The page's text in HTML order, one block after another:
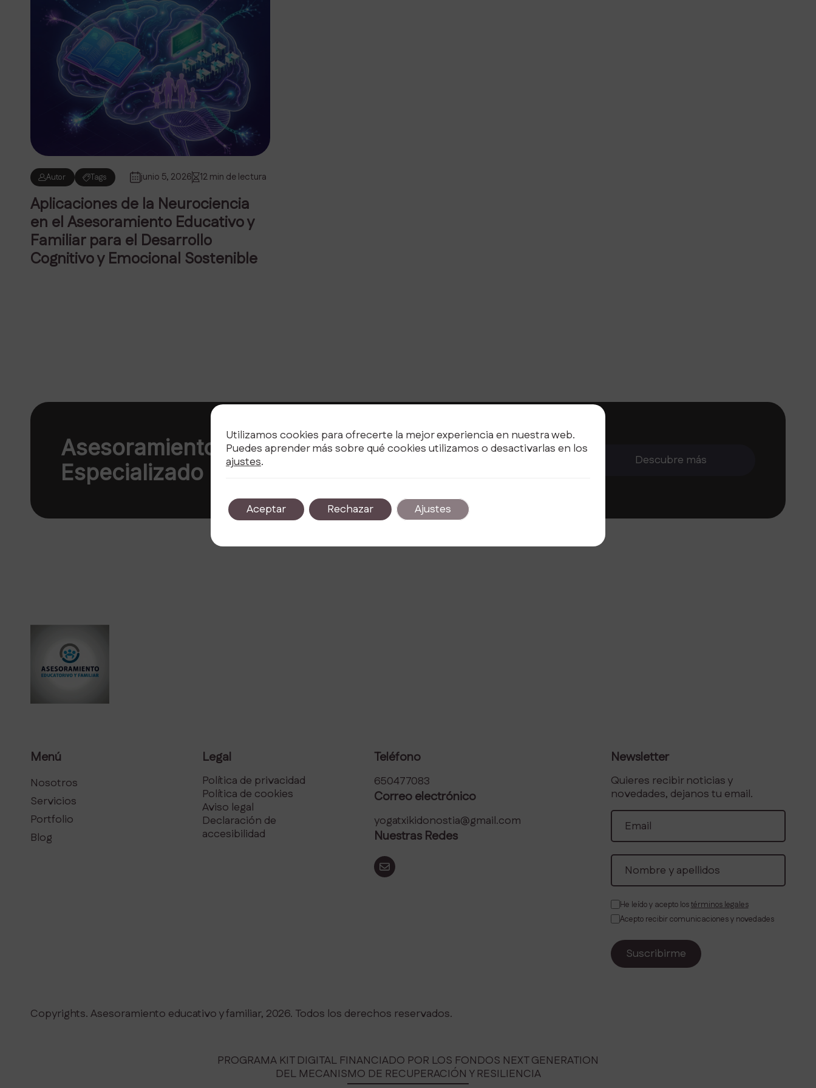
Autor Tags junio 5, 2026 12 min de lectura
Aplicaciones de la Neurociencia
en el Asesoramiento Educativo y
Familiar para el Desarrollo
Cognitivo y Emocional Sostenible
Asesoramiento
Especializado
Ofrecemos consultoría personalizada en educación y
Descubre más
Menú
Nosotros
Servicios
Portfolio
Blog
Legal
Política de privacidad
Política de cookies
Aviso legal
Declaración de
accesibilidad
Teléfono
650477083
Correo electrónico
yogatxikidonostia@gmail.com
Nuestras Redes
Newsletter
Quieres recibir noticias y
novedades, dejanos tu email.
He leído y acepto lostérminos legales
Acepto recibir comunicaciones y novedades
Copyrights. Asesoramiento educativo y familiar, 2026. Todos los derechos reservados.
PROGRAMA KIT DIGITAL FINANCIADO POR LOS FONDOS NEXT GENERATION
DEL MECANISMO DE RECUPERACIÓN Y RESILIENCIA
Utilizamos cookies para ofrecerte la mejor experiencia en nuestra web.
Puedes aprender más sobre qué cookies utilizamos o desactivarlas en los
ajustes.
Aceptar Rechazar Ajustes